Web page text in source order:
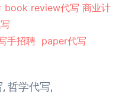
book review代写 商业计
手招聘 paper代写
, 哲学代写,